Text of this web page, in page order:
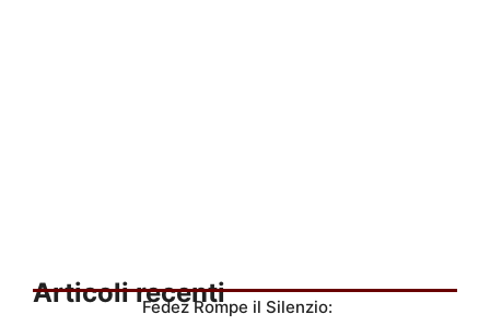
Articoli recentiFedez Rompe il Silenzio: